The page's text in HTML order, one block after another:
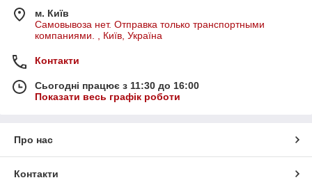
м. Київ
Самовывоза нет. Отправка только транспортными
компаниями. , Київ, Україна
Контакти
Сьогодні працює з 11:30 до 16:00
Показати весь графік роботи
Про нас
Контакти